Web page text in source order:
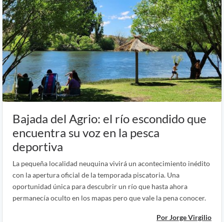
Bajada del Agrio: el río escondido que
encuentra su voz en la pesca
deportiva
La pequeña localidad neuquina vivirá un acontecimiento inédito
con la apertura oficial de la temporada piscatoria. Una
oportunidad única para descubrir un río que hasta ahora
permanecía oculto en los mapas pero que vale la pena conocer.
Por Jorge Virgilio